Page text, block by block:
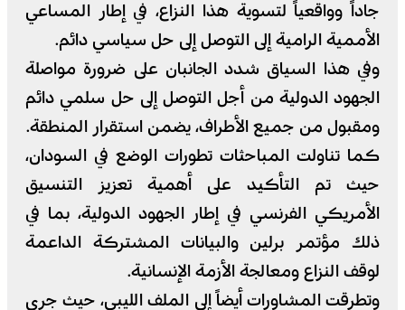
جاداً وواقعياً لتسوية هذا النزاع، في إطار المساعي
الأممية الرامية إلى التوصل إلى حل سياسي دائم.
وفي هذا السياق شدد الجانبان على ضرورة مواصلة
الجهود الدولية من أجل التوصل إلى حل سلمي دائم
ومقبول من جميع الأطراف، يضمن استقرار المنطقة.
كما تناولت المباحثات تطورات الوضع في السودان،
حيث تم التأكيد على أهمية تعزيز التنسيق
الأمريكي الفرنسي في إطار الجهود الدولية، بما في
ذلك مؤتمر برلين والبيانات المشتركة الداعمة
لوقف النزاع ومعالجة الأزمة الإنسانية.
وتطرقت المشاورات أيضاً إلى الملف الليبي، حيث جرى